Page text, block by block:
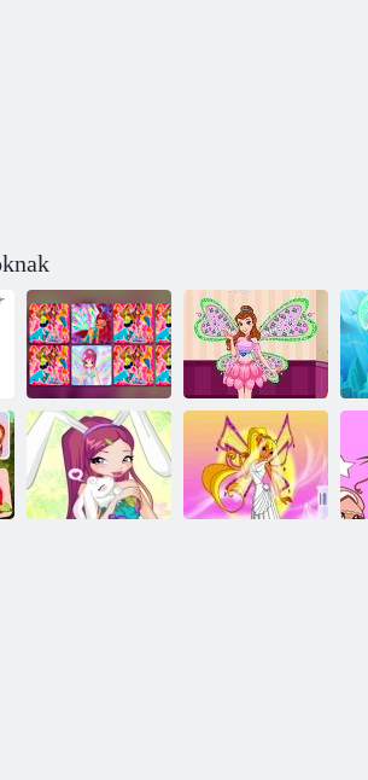
Winx: Memo
Deluxe
Beauty Princess
Winx stílus